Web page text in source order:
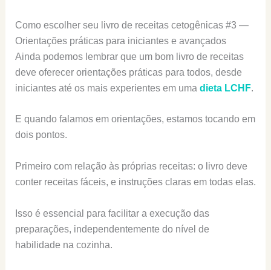
Como escolher seu livro de receitas cetogênicas #3 —
Orientações práticas para iniciantes e avançados
Ainda podemos lembrar que um bom livro de receitas
deve oferecer orientações práticas para todos, desde
iniciantes até os mais experientes em uma dieta LCHF.
E quando falamos em orientações, estamos tocando em
dois pontos.
Primeiro com relação às próprias receitas: o livro deve
conter receitas fáceis, e instruções claras em todas elas.
Isso é essencial para facilitar a execução das
preparações, independentemente do nível de
habilidade na cozinha.